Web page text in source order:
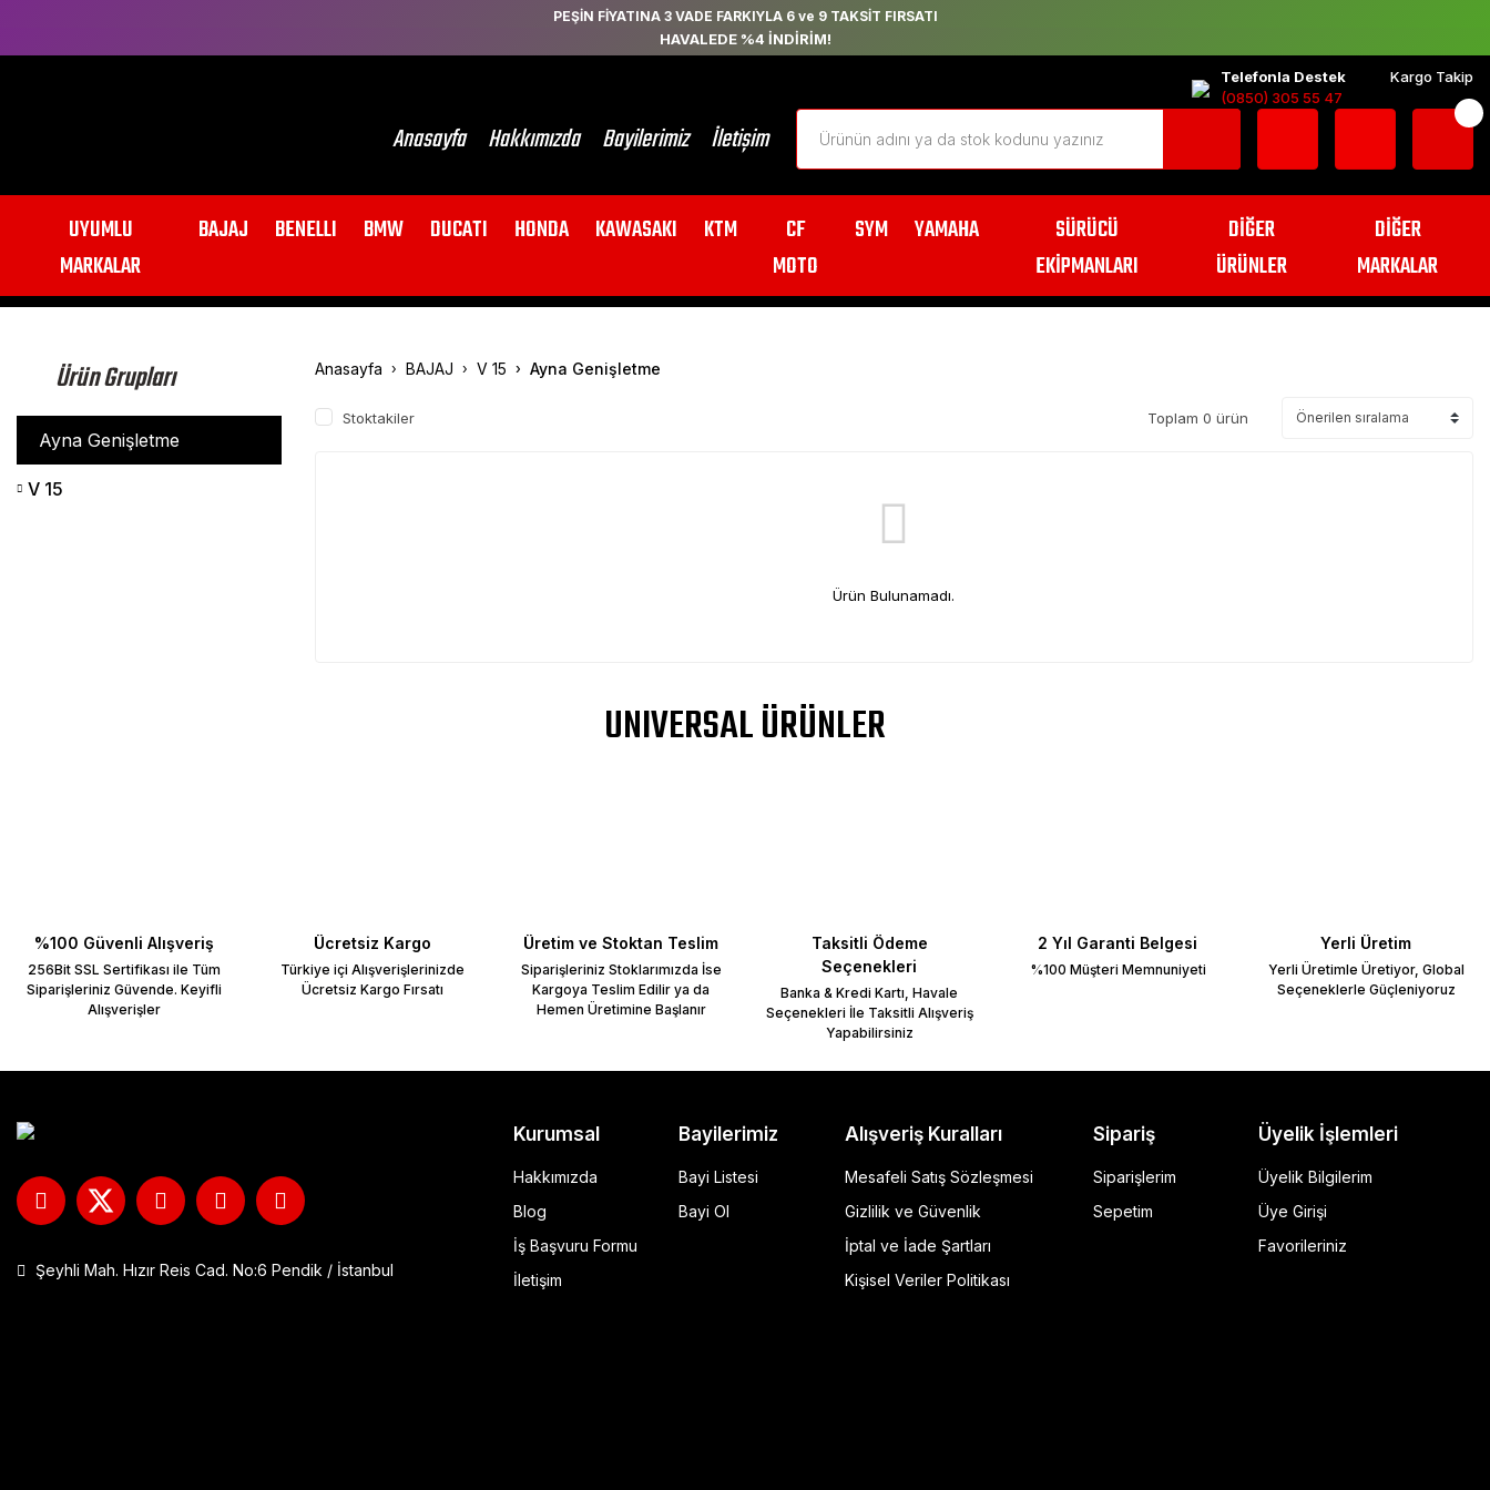
PEŞİN FİYATINA 3 VADE FARKIYLA 6 ve 9 TAKSİT FIRSATI
HAVALEDE %4 İNDİRİM!
Telefonla Destek
(0850) 305 55 47
Kargo Takip
Anasayfa Hakkımızda Bayilerimiz İletişim
UYUMLU
MARKALAR
BAJAJ BENELLI BMW DUCATI HONDA KAWASAKI KTM
CF
MOTO
SYM YAMAHA
SÜRÜCÜ
EKİPMANLARI
DİĞER
ÜRÜNLER
DİĞER
MARKALAR
Ürün Grupları
Ayna Genişletme
V 15
Anasayfa BAJAJ V 15 Ayna Genişletme
Stoktakiler Toplam 0 ürün
Ürün Bulunamadı.
UNIVERSAL ÜRÜNLER
GP Kompozit Universal 45 lt Plastik Motosiklet Çantası Siyah
%100 Güvenli Alışveriş
256Bit SSL Sertifikası ile Tüm
Siparişleriniz Güvende. Keyifli
Alışverişler
Ücretsiz Kargo
Türkiye içi Alışverişlerinizde
Ücretsiz Kargo Fırsatı
Üretim ve Stoktan Teslim
Siparişleriniz Stoklarımızda İse
Kargoya Teslim Edilir ya da
Hemen Üretimine Başlanır
Taksitli Ödeme
Seçenekleri
Banka & Kredi Kartı, Havale
Seçenekleri İle Taksitli Alışveriş
Yapabilirsiniz
2 Yıl Garanti Belgesi
%100 Müşteri Memnuniyeti
Yerli Üretim
Yerli Üretimle Üretiyor, Global
Seçeneklerle Güçleniyoruz
Şeyhli Mah. Hızır Reis Cad. No:6 Pendik / İstanbul
Kurumsal
Hakkımızda
Blog
İş Başvuru Formu
İletişim
Bayilerimiz
Bayi Listesi
Bayi Ol
Alışveriş Kuralları
Mesafeli Satış Sözleşmesi
Gizlilik ve Güvenlik
İptal ve İade Şartları
Kişisel Veriler Politikası
Sipariş
Siparişlerim
Sepetim
Üyelik İşlemleri
Üyelik Bilgilerim
Üye Girişi
Favorileriniz